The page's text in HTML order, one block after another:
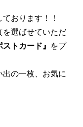
おります！！
を選ばせていただ
ストカード』
をプ
の一枚、お気に